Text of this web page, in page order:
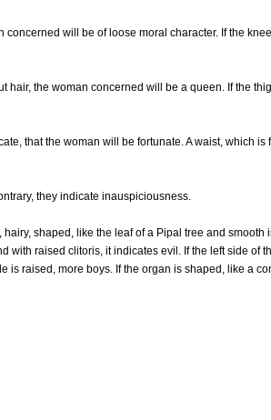
will be of loose moral character. If the
hair, the woman concerned will be a queen. If the
that the woman will be fortunate. A waist, which is
they indicate inauspiciousness.
shaped, like the leaf of a Pipal tree and smooth
with raised clitoris, it indicates evil. If the left side of
is raised, more boys. If the organ is shaped, like a